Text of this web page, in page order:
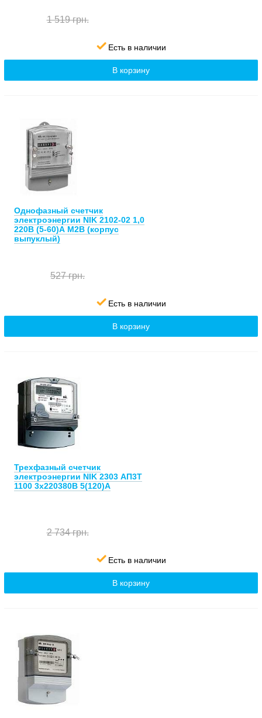
1 519 грн.
Есть в наличии
В корзину
Однофазный счетчик
электроэнергии NIK 2102-02 1,0
220В (5-60)А М2В (корпус
выпуклый)
527 грн.
Есть в наличии
В корзину
Трехфазный счетчик
электроэнергии NIK 2303 АП3Т
1100 3х220380В 5(120)А
2 734 грн.
Есть в наличии
В корзину